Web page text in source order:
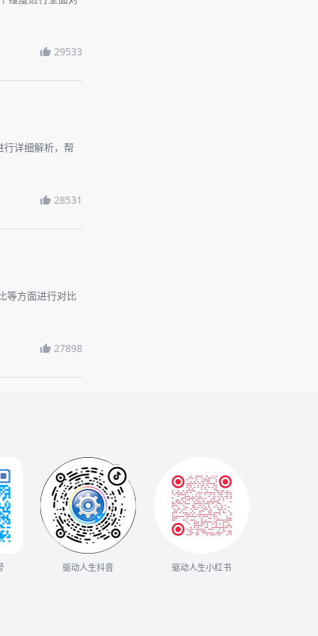
29533
行详细解析，帮
28531
等方面进行对比
27898
驱动人生抖音 驱动人生小红书